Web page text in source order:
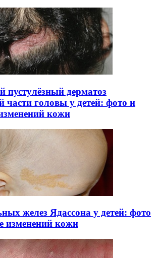
пустулёзный дерматоз
части головы у детей: фото и
кожи
желез Ядассона у детей: фото
изменений кожи